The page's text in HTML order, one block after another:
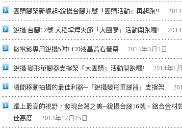
團購腳架新崛起-銳攝台腳九號「團購活動」再起跑!!
銳攝 台腳12號 大稻埕煙火節「大團購」活動開跑囉!
微電影專用銳攝5吋LCD液晶監看螢幕 2014年3月1日
銳攝 變形單腳器支撐架「大團購」活動開跑囉! 2014年1
瞬間移動拍攝的最佳利器─「銳攝變形單腳器」支撐架
躍上最高的視野，發現台灣之美─銳攝台腳16號，鋁合金材
佳高度
2013年12月25日